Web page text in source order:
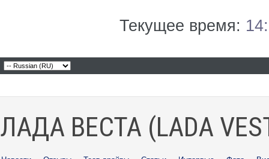
Текущее время:
ЛАДА ВЕСТА (LADA